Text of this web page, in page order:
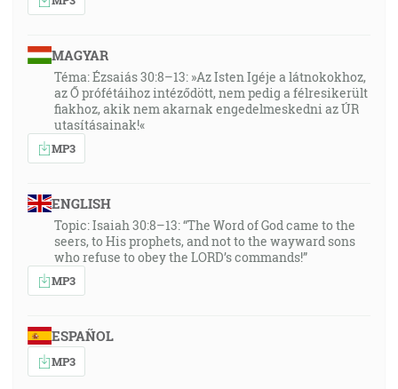
MAGYAR
Téma: Ézsaiás 30:8–13: »Az Isten Igéje a látnokokhoz,
az Ő prófétáihoz intéződött, nem pedig a félresikerült
fiakhoz, akik nem akarnak engedelmeskedni az ÚR
utasításainak!«
MP3
ENGLISH
Topic: Isaiah 30:8–13: “The Word of God came to the
seers, to His prophets, and not to the wayward sons
who refuse to obey the LORD’s commands!”
MP3
ESPAÑOL
MP3